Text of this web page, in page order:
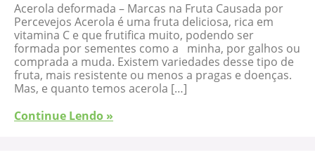
Acerola deformada – Marcas na Fruta Causada por
Percevejos Acerola é uma fruta deliciosa, rica em
vitamina C e que frutifica muito, podendo ser
formada por sementes como a minha, por galhos ou
comprada a muda. Existem variedades desse tipo de
fruta, mais resistente ou menos a pragas e doenças.
Mas, e quanto temos acerola […]
Continue Lendo »